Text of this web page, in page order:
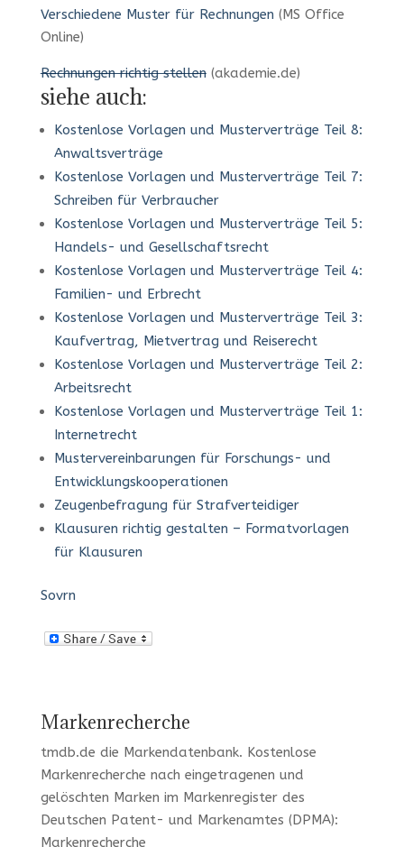
Verschiedene Muster für Rechnungen (MS Office
Online)
Rechnungen richtig stellen(akademie.de)
siehe auch:
Kostenlose Vorlagen und Musterverträge Teil 8:
Anwaltsverträge
Kostenlose Vorlagen und Musterverträge Teil 7:
Schreiben für Verbraucher
Kostenlose Vorlagen und Musterverträge Teil 5:
Handels- und Gesellschaftsrecht
Kostenlose Vorlagen und Musterverträge Teil 4:
Familien- und Erbrecht
Kostenlose Vorlagen und Musterverträge Teil 3:
Kaufvertrag, Mietvertrag und Reiserecht
Kostenlose Vorlagen und Musterverträge Teil 2:
Arbeitsrecht
Kostenlose Vorlagen und Musterverträge Teil 1:
Internetrecht
Mustervereinbarungen für Forschungs- und
Entwicklungskooperationen
Zeugenbefragung für Strafverteidiger
Klausuren richtig gestalten – Formatvorlagen
für Klausuren
Sovrn
Markenrecherche
tmdb.de die Markendatenbank. Kostenlose
Markenrecherche nach eingetragenen und
gelöschten Marken im Markenregister des
Deutschen Patent- und Markenamtes (DPMA):
Markenrecherche